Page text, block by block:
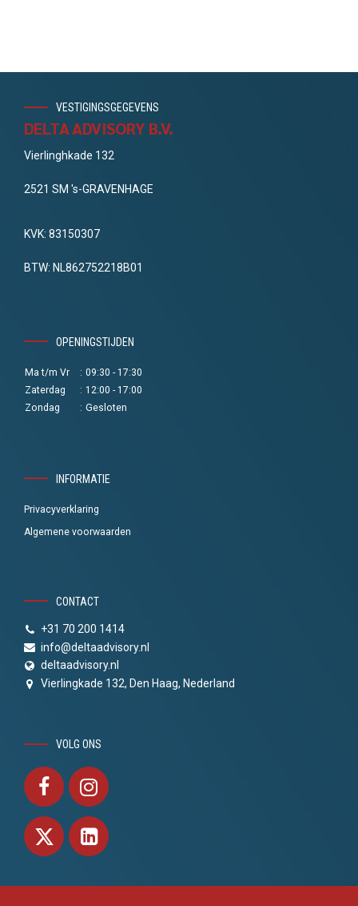
VESTIGINGSGEGEVENS
DELTA ADVISORY B.V.
Vierlinghkade 132
2521 SM 's-GRAVENHAGE
KVK: 83150307
BTW: NL862752218B01
OPENINGSTIJDEN
Ma t/m Vr : 09:30 - 17:30
Zaterdag
: 12:00 - 17:00
Zondag
: Gesloten
INFORMATIE
Privacyverklaring
Algemene voorwaarden
CONTACT
+31 70 200 1414
info@deltaadvisory.nl
deltaadvisory.nl
Vierlingkade 132, Den Haag, Nederland
VOLG ONS